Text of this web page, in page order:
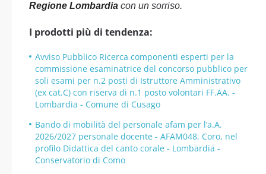
Regione Lombardia con un sorriso.
I prodotti più di tendenza:
Avviso Pubblico Ricerca componenti esperti per la
commissione esaminatrice del concorso pubblico per
soli esami per n.2 posti di Istruttore Amministrativo
(ex cat.C) con riserva di n.1 posto volontari FF.AA. -
Lombardia - Comune di Cusago
Bando di mobilità del personale afam per l’a.A.
2026/2027 personale docente - AFAM048, Coro, nel
profilo Didattica del canto corale - Lombardia -
Conservatorio di Como